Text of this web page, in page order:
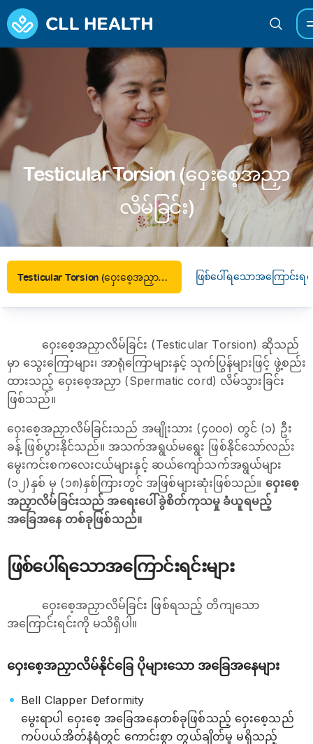
Testicular Torsion (ဝှေးစေ့အညှာ
လိမ်ခြင်း)
Testicular Torsion (ဝှေးစေ့အညှာလိမ်ခြင်း) ဖြစ်ပေါ်ရသောအကြောင်းရင်း
ဝှေးစေ့အညှာလိမ်ခြင်း (Testicular Torsion) ဆိုသည်
မှာ သွေးကြောများ၊ အာရုံကြောများနှင့် သုက်ပြွန်များဖြင့် ဖွဲ့စည်း
ထားသည့် ဝှေးစေ့အညှာ (Spermatic cord) လိမ်သွားခြင်း
ဖြစ်သည်။
ဝှေးစေ့အညှာလိမ်ခြင်းသည် အမျိုးသား (၄၀၀၀) တွင် (၁) ဦး
ခန့် ဖြစ်ပွားနိုင်သည်။ အသက်အရွယ်မရွေး ဖြစ်နိုင်သော်လည်း
မွေးကင်းစကလေးငယ်များနှင့် ဆယ်ကျော်သက်အရွယ်များ
(၁၂)နှစ် မှ (၁၈)နှစ်ကြားတွင် အဖြစ်များဆုံးဖြစ်သည်။ ဝှေးစေ့
အညှာလိမ်ခြင်းသည် အရေးပေါ် ခွဲစိတ်ကုသမှု ခံယူရမည့်
အခြေအနေ တစ်ခုဖြစ်သည်။
ဖြစ်ပေါ်ရသောအကြောင်းရင်းများ
ဝှေးစေ့အညှာလိမ်ခြင်း ဖြစ်ရသည့် တိကျသော
အကြောင်းရင်းကို မသိရှိပါ။
ဝှေးစေ့အညှာလိမ်နိုင်ခြေ ပိုများသော အခြေအနေများ
Bell Clapper Deformity
မွေးရာပါ ဝှေးစေ့ အခြေအနေတစ်ခုဖြစ်သည့် ဝှေးစေ့သည်
ကပ်ပယ်အိတ်နံရံတွင် ကောင်းစွာ တွယ်ချိတ်မှု မရှိသည့်